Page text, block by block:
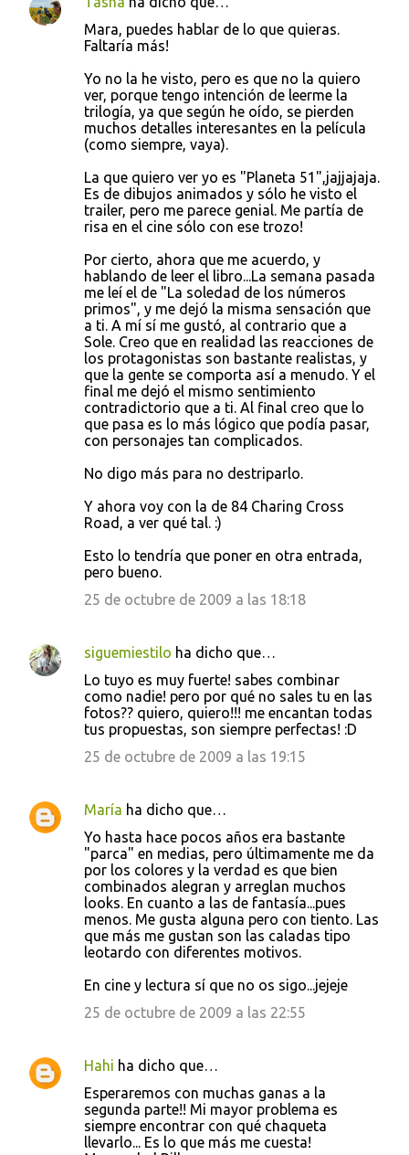
Mara, puedes hablar de lo que quieras.
Faltaría más!
Yo no la he visto, pero es que no la quiero
ver, porque tengo intención de leerme la
trilogía, ya que según he oído, se pierden
muchos detalles interesantes en la película
(como siempre, vaya).
La que quiero ver yo es "Planeta 51",jajjajaja.
Es de dibujos animados y sólo he visto el
trailer, pero me parece genial. Me partía de
risa en el cine sólo con ese trozo!
Por cierto, ahora que me acuerdo, y
hablando de leer el libro...La semana pasada
me leí el de "La soledad de los números
primos", y me dejó la misma sensación que
a ti. A mí sí me gustó, al contrario que a
Sole. Creo que en realidad las reacciones de
los protagonistas son bastante realistas, y
que la gente se comporta así a menudo. Y el
final me dejó el mismo sentimiento
contradictorio que a ti. Al final creo que lo
que pasa es lo más lógico que podía pasar,
con personajes tan complicados.
No digo más para no destriparlo.
Y ahora voy con la de 84 Charing Cross
Road, a ver qué tal. :)
Esto lo tendría que poner en otra entrada,
pero bueno.
25 de octubre de 2009 a las 18:18
siguemiestilo ha dicho que…
Lo tuyo es muy fuerte! sabes combinar
como nadie! pero por qué no sales tu en las
fotos?? quiero, quiero!!! me encantan todas
tus propuestas, son siempre perfectas! :D
25 de octubre de 2009 a las 19:15
María ha dicho que…
Yo hasta hace pocos años era bastante
"parca" en medias, pero últimamente me da
por los colores y la verdad es que bien
combinados alegran y arreglan muchos
looks. En cuanto a las de fantasía...pues
menos. Me gusta alguna pero con tiento. Las
que más me gustan son las caladas tipo
leotardo con diferentes motivos.
En cine y lectura sí que no os sigo...jejeje
25 de octubre de 2009 a las 22:55
Hahi ha dicho que…
Esperaremos con muchas ganas a la
segunda parte!! Mi mayor problema es
siempre encontrar con qué chaqueta
llevarlo... Es lo que más me cuesta!